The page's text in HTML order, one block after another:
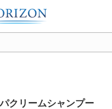
クリームシャンプー